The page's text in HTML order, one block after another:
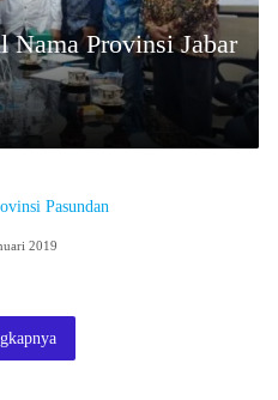
Nama Provinsi Jabar
Pasundan
2019